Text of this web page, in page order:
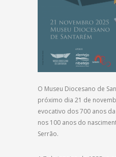
O Museu Diocesano de
próximo dia 21 de
evocativo dos 700 anos
nos 100 anos do
Serrão.